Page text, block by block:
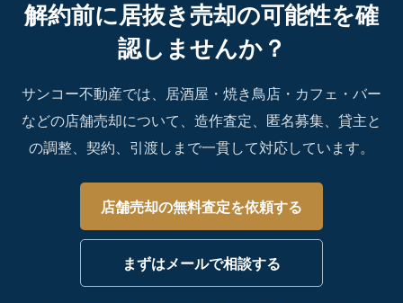
解約前に居抜き売却の可能性を確
認しませんか？
サンコー不動産では、居酒屋・焼き鳥店・カフェ・バー
などの店舗売却について、造作査定、匿名募集、貸主と
の調整、契約、引渡しまで一貫して対応しています。
店舗売却の無料査定を依頼する
まずはメールで相談する